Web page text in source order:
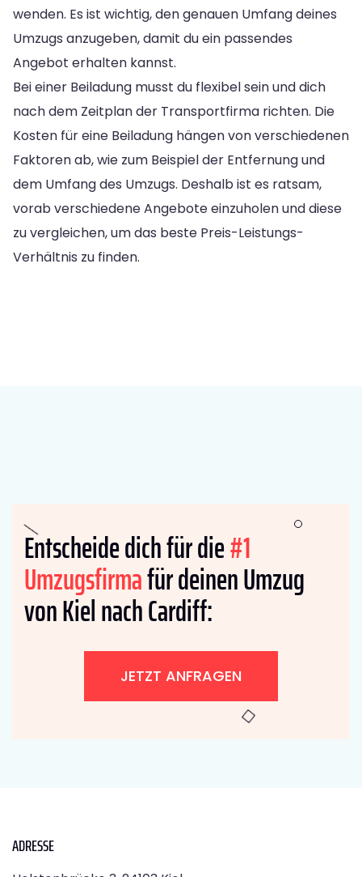
wenden. Es ist wichtig, den genauen Umfang deines
Umzugs anzugeben, damit du ein passendes
Angebot erhalten kannst.
Bei einer Beiladung musst du flexibel sein und dich
nach dem Zeitplan der Transportfirma richten. Die
Kosten für eine Beiladung hängen von verschiedenen
Faktoren ab, wie zum Beispiel der Entfernung und
dem Umfang des Umzugs. Deshalb ist es ratsam,
vorab verschiedene Angebote einzuholen und diese
zu vergleichen, um das beste Preis-Leistungs-
Verhältnis zu finden.
Entscheide dich für die#1
Umzugsfirmafür deinen Umzug
von Kiel nach Cardiff:
JETZT ANFRAGEN
ADRESSE